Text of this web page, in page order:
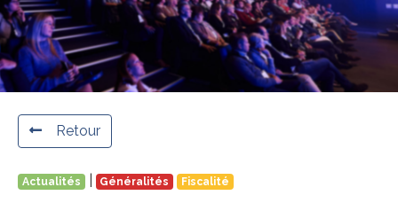
Retour
Actualités | Généralités Fiscalité